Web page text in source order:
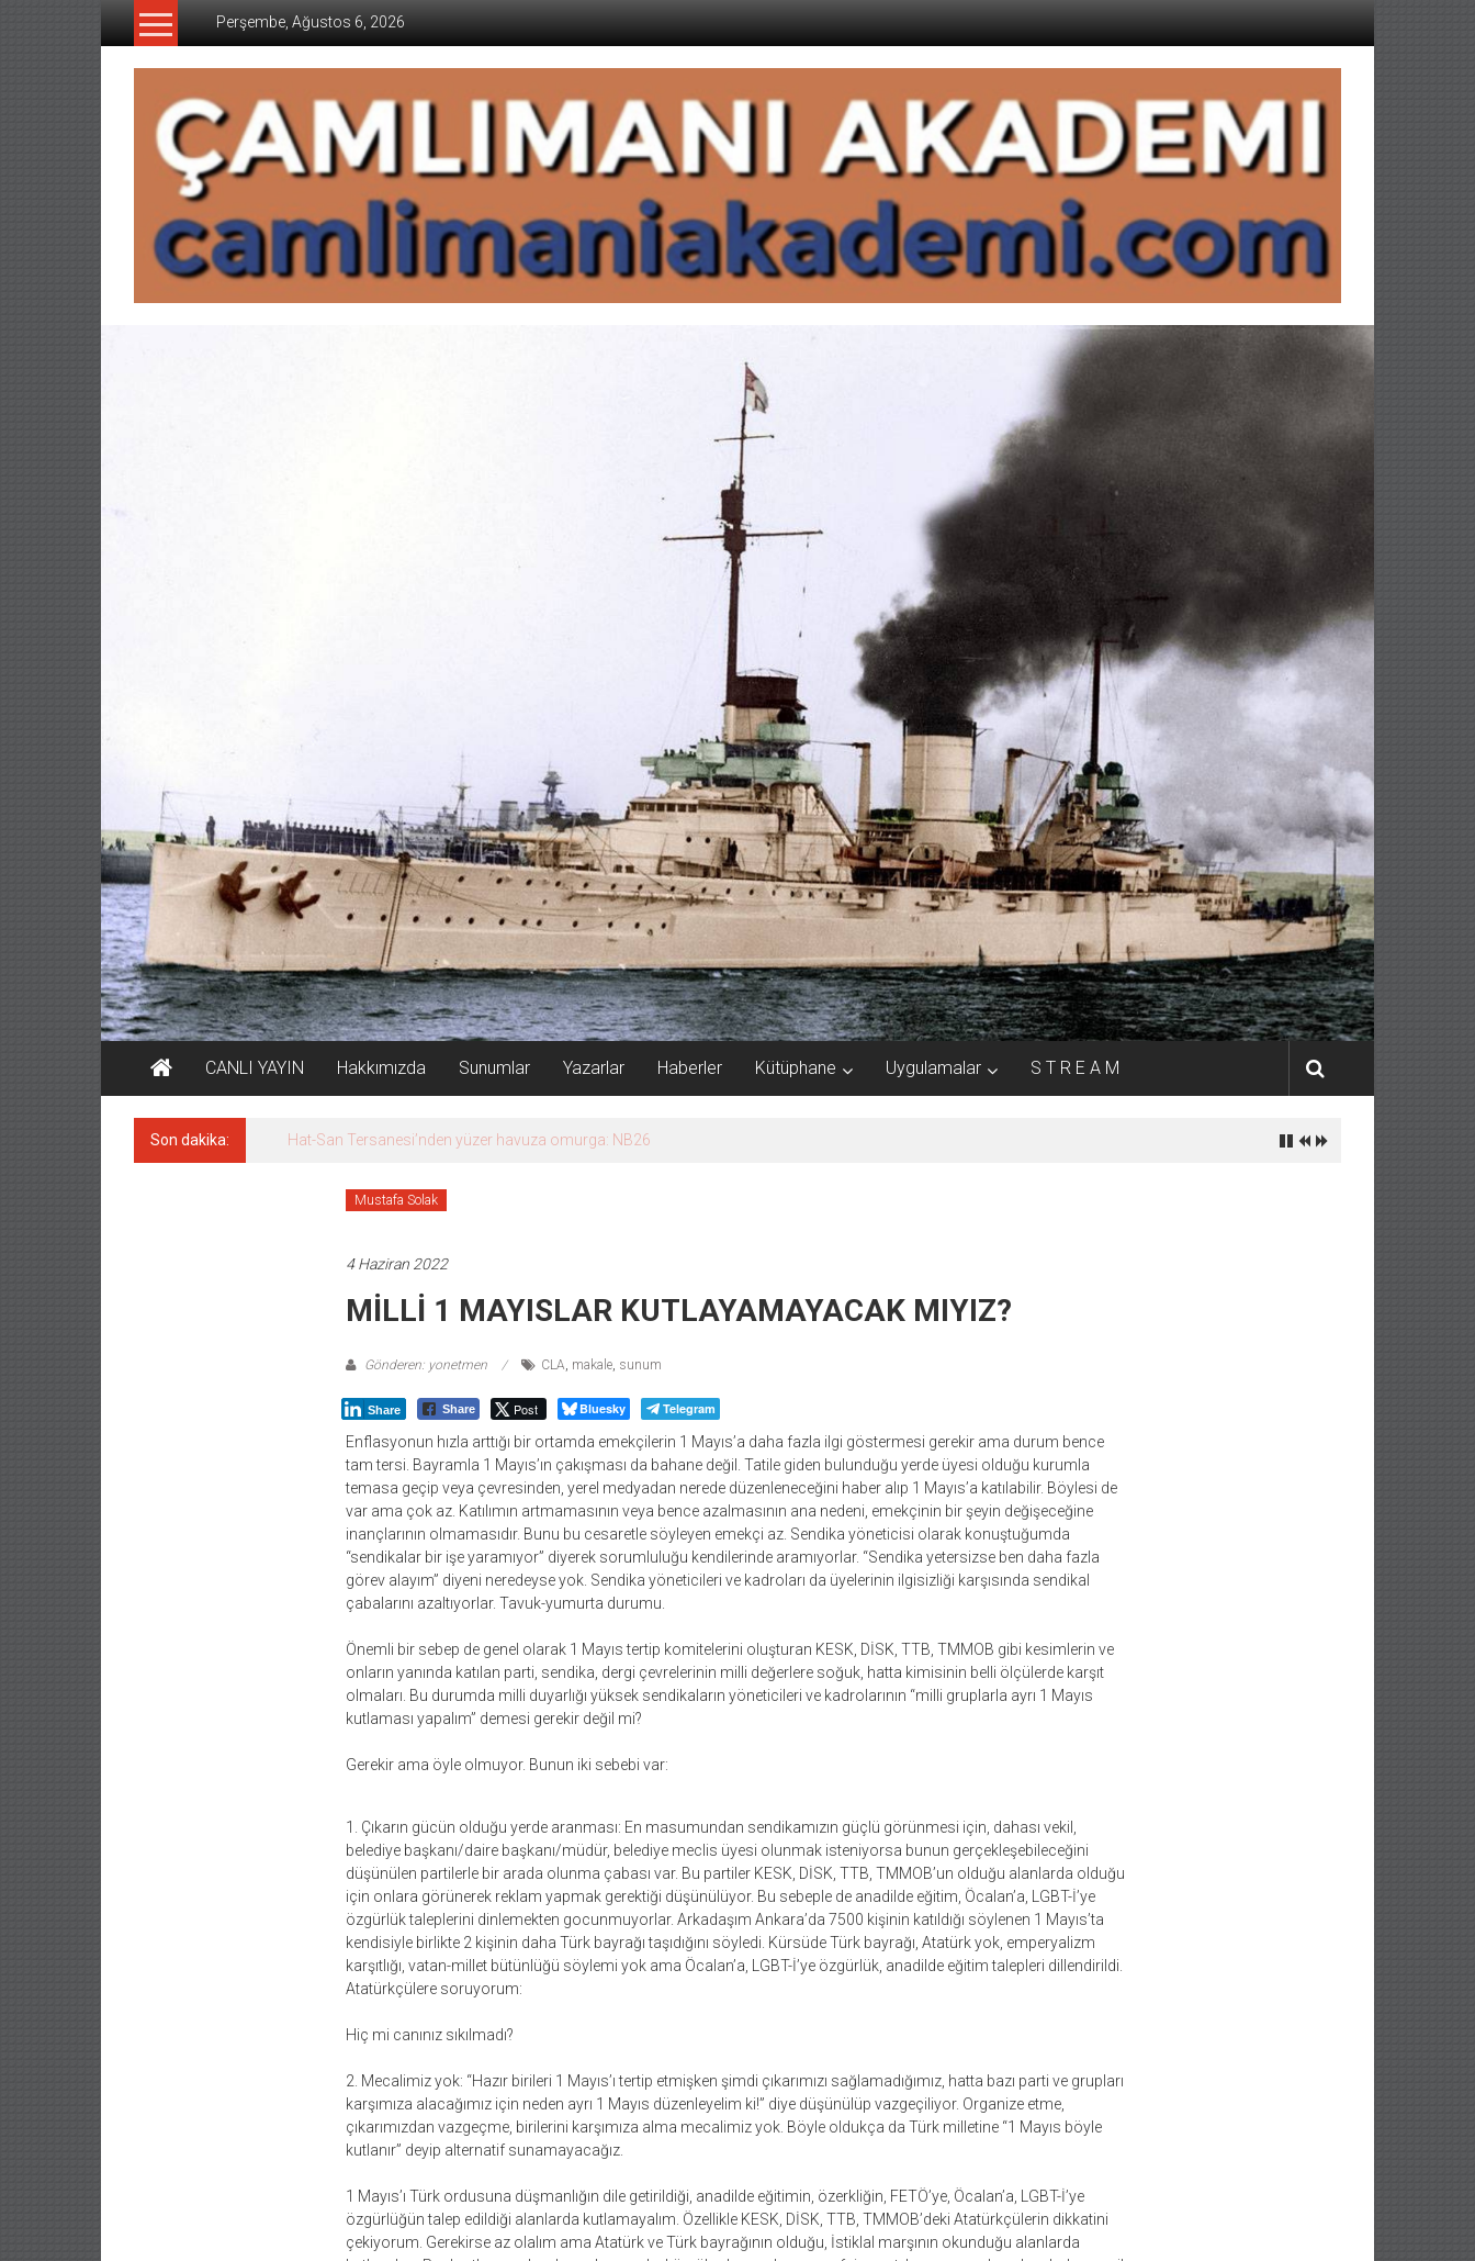
İçeriğe
Perşembe, Ağustos 6, 2026
CAMLIMANI
AKADEMI
CANLI YAYIN Hakkımızda Sunumlar Yazarlar Haberler Kütüphane Uygulamalar S T R E A M
Son dakika: Hat-San Tersanesi’nden yüzer havuza omurga: NB26
Mustafa Solak
4 Haziran 2022
MİLLİ 1 MAYISLAR KUTLAYAMAYACAK MIYIZ?
Gönderen: yonetmen CLA, makale, sunum
Share Share Post Bluesky Telegram
Enflasyonun hızla arttığı bir ortamda emekçilerin 1 Mayıs’a daha fazla ilgi göstermesi gerekir ama durum bence
tam tersi. Bayramla 1 Mayıs’ın çakışması da bahane değil. Tatile giden bulunduğu yerde üyesi olduğu kurumla
temasa geçip veya çevresinden, yerel medyadan nerede düzenleneceğini haber alıp 1 Mayıs’a katılabilir. Böylesi de
var ama çok az. Katılımın artmamasının veya bence azalmasının ana nedeni, emekçinin bir şeyin değişeceğine
inançlarının olmamasıdır. Bunu bu cesaretle söyleyen emekçi az. Sendika yöneticisi olarak konuştuğumda
“sendikalar bir işe yaramıyor” diyerek sorumluluğu kendilerinde aramıyorlar. “Sendika yetersizse ben daha fazla
görev alayım” diyeni neredeyse yok. Sendika yöneticileri ve kadroları da üyelerinin ilgisizliği karşısında sendikal
çabalarını azaltıyorlar. Tavuk-yumurta durumu.
Önemli bir sebep de genel olarak 1 Mayıs tertip komitelerini oluşturan KESK, DİSK, TTB, TMMOB gibi kesimlerin ve
onların yanında katılan parti, sendika, dergi çevrelerinin milli değerlere soğuk, hatta kimisinin belli ölçülerde karşıt
olmaları. Bu durumda milli duyarlığı yüksek sendikaların yöneticileri ve kadrolarının “milli gruplarla ayrı 1 Mayıs
kutlaması yapalım” demesi gerekir değil mi?
Gerekir ama öyle olmuyor. Bunun iki sebebi var:
1. Çıkarın gücün olduğu yerde aranması: En masumundan sendikamızın güçlü görünmesi için, dahası vekil,
belediye başkanı/daire başkanı/müdür, belediye meclis üyesi olunmak isteniyorsa bunun gerçekleşebileceğini
düşünülen partilerle bir arada olunma çabası var. Bu partiler KESK, DİSK, TTB, TMMOB’un olduğu alanlarda olduğu
için onlara görünerek reklam yapmak gerektiği düşünülüyor. Bu sebeple de anadilde eğitim, Öcalan’a, LGBT-İ’ye
özgürlük taleplerini dinlemekten gocunmuyorlar. Arkadaşım Ankara’da 7500 kişinin katıldığı söylenen 1 Mayıs’ta
kendisiyle birlikte 2 kişinin daha Türk bayrağı taşıdığını söyledi. Kürsüde Türk bayrağı, Atatürk yok, emperyalizm
karşıtlığı, vatan-millet bütünlüğü söylemi yok ama Öcalan’a, LGBT-İ’ye özgürlük, anadilde eğitim talepleri dillendirildi.
Atatürkçülere soruyorum:
Hiç mi canınız sıkılmadı?
2. Mecalimiz yok: “Hazır birileri 1 Mayıs’ı tertip etmişken şimdi çıkarımızı sağlamadığımız, hatta bazı parti ve grupları
karşımıza alacağımız için neden ayrı 1 Mayıs düzenleyelim ki!” diye düşünülüp vazgeçiliyor. Organize etme,
çıkarımızdan vazgeçme, birilerini karşımıza alma mecalimiz yok. Böyle oldukça da Türk milletine “1 Mayıs böyle
kutlanır” deyip alternatif sunamayacağız.
1 Mayıs’ı Türk ordusuna düşmanlığın dile getirildiği, anadilde eğitimin, özerkliğin, FETÖ’ye, Öcalan’a, LGBT-İ’ye
özgürlüğün talep edildiği alanlarda kutlamayalım. Özellikle KESK, DİSK, TTB, TMMOB’deki Atatürkçülerin dikkatini
çekiyorum. Gerekirse az olalım ama Atatürk ve Türk bayrağının olduğu, İstiklal marşının okunduğu alanlarda